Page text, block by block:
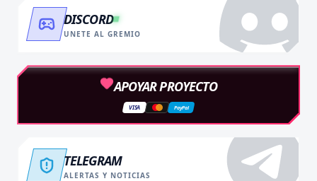
DISCORD
UNETE AL GREMIO
APOYAR PROYECTO
VISA PayPal
TELEGRAM
ALERTAS Y NOTICIAS